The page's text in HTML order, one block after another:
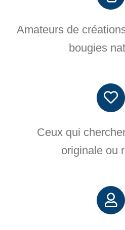
Amateurs de
bougies
Ceux qui
originale ou